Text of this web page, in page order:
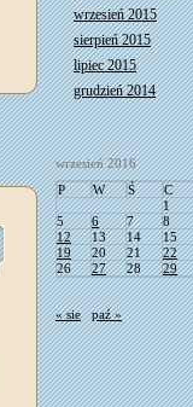
wrzesień 2015
sierpień 2015
lipiec 2015
grudzień 2014
wrzesień 2016
P
W Ś C
1
5
6 7 8
12
13 14 15
19
20 21 22
26
27 28 29
« sie paź »